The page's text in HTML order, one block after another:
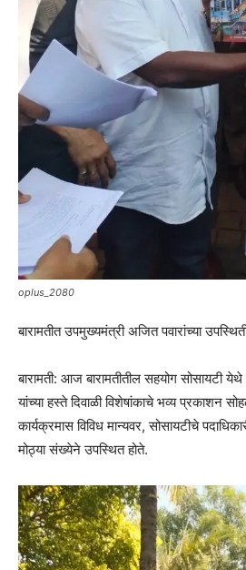
oplus_2080
बारामतीत उपमुख्यमंत्री अजित पवारांच्या
बारामती: आज बारामतीतील सहयोग सोसायटी
यांच्या हस्ते दिवाळी विशेषांकाचे भव्य प्रकाशन
कार्यक्रमास विविध मान्यवर, सोसायटीचे
मोठ्या संख्येने उपस्थित होते.